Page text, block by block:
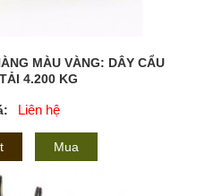
MÀU VÀNG: DÂY CẨU
4.200 KG
Liên hệ
Mua